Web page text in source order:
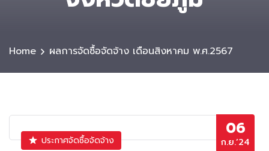
Home ผลการจัดซื้อจัดจ้าง เดือนสิงหาคม พ.ศ.2567
06
ก.ย.’24
ประกาศจัดซื้อจัดจ้าง